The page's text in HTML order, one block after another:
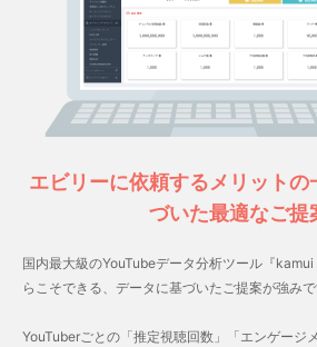
エビリーに依頼するメリット
づいた最適なご提
国内最大級のYouTubeデータ分析ツール『
らこそできる、データに基づいたご提案が強みで
YouTuberごとの「推定視聴回数」「エンゲージ